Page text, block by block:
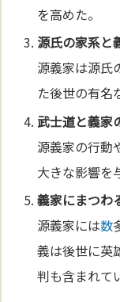
を高めた。
源氏の家系と
源義家は源氏
た後世の有名
武士道と義家
源義家の行動
大きな影響を
義家にまつわ
源義家には数
義は後世に英
判も含まれて